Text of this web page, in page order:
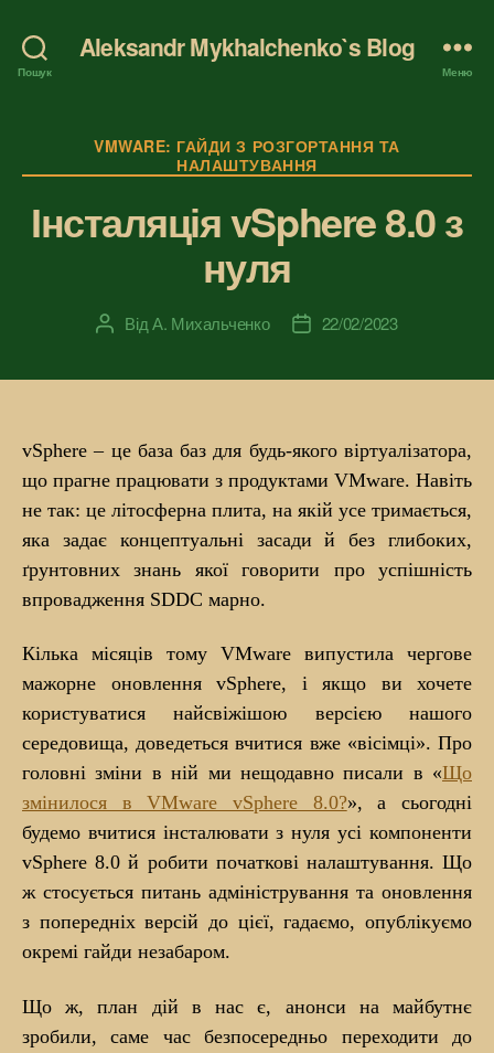
Пошук
Aleksandr Mykhalchenko`s Blog
Меню
Категорії
VMWARE: ГАЙДИ З РОЗГОРТАННЯ ТА
НАЛАШТУВАННЯ
Інсталяція vSphere 8.0 з
нуля
Автор
ВідА. Михальченко
Дата22/02/2023
vSphere – це база баз для будь-якого віртуалізатора,
що прагне працювати з продуктами VMware. Навіть
не так: це літосферна плита, на якій усе тримається,
яка задає концептуальні засади й без глибоких,
ґрунтовних знань якої говорити про успішність
впровадження SDDC марно.
Кілька місяців тому VMware випустила чергове
мажорне оновлення vSphere, і якщо ви хочете
користуватися найсвіжішою версією нашого
середовища, доведеться вчитися вже «вісімці». Про
головні зміни в ній ми нещодавно писали в «Що
змінилося в VMware vSphere 8.0?», а сьогодні
будемо вчитися інсталювати з нуля усі компоненти
vSphere 8.0 й робити початкові налаштування. Що
ж стосується питань адміністрування та оновлення
з попередніх версій до цієї, гадаємо, опублікуємо
окремі гайди незабаром.
Що ж, план дій в нас є, анонси на майбутнє
зробили, саме час безпосередньо переходити до